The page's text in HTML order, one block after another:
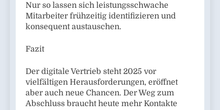
Nur so lassen sich leistungsschwache
Mitarbeiter frühzeitig identifizieren und
konsequent austauschen.
Fazit
Der digitale Vertrieb steht 2025 vor
vielfältigen Herausforderungen, eröffnet
aber auch neue Chancen. Der Weg zum
Abschluss braucht heute mehr Kontakte